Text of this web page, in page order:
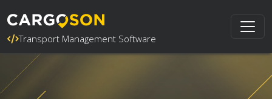
Transport Management Software